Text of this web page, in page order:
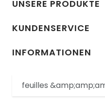
UNSERE PRODUKTE
KUNDENSERVICE
INFORMATIONEN